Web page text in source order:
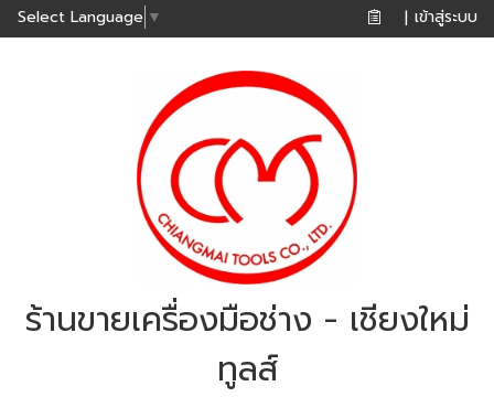
Select Language ▼ | เข้าสู่ระบบ
ร้านขายเครื่องมือช่าง - เชียงใหม่
ทูลส์